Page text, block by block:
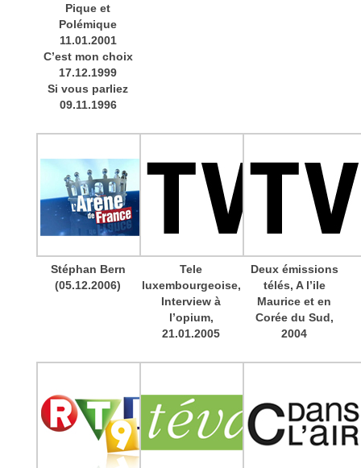
Pique et
Polémique
11.01.2001
C’est mon choix
17.12.1999
Si vous parliez
09.11.1996
Stéphan Bern
(05.12.2006)
Tele
luxembourgeoise,
Interview à
l’opium,
21.01.2005
Deux émissions
télés, A l’ile
Maurice et en
Corée du Sud,
2004